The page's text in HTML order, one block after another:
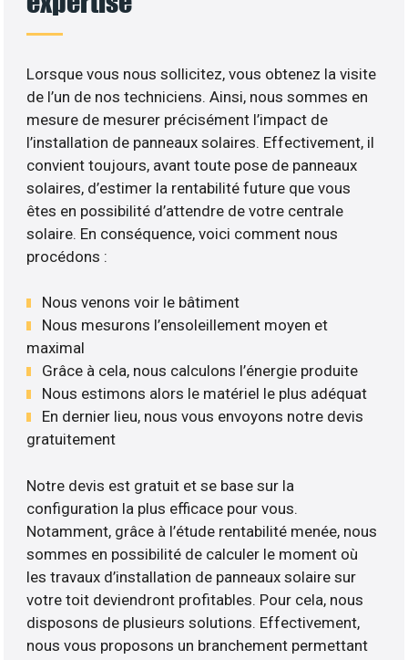
Lorsque vous nous sollicitez, vous obtenez la visite
de l’un de nos techniciens. Ainsi, nous sommes en
mesure de mesurer précisément l’impact de
l’installation de panneaux solaires. Effectivement, il
convient toujours, avant toute pose de panneaux
solaires, d’estimer la rentabilité future que vous
êtes en possibilité d’attendre de votre centrale
solaire. En conséquence, voici comment nous
procédons :
Nous venons voir le bâtiment
Nous mesurons l’ensoleillement moyen et
maximal
Grâce à cela, nous calculons l’énergie produite
Nous estimons alors le matériel le plus adéquat
En dernier lieu, nous vous envoyons notre devis
gratuitement
Notre devis est gratuit et se base sur la
configuration la plus efficace pour vous.
Notamment, grâce à l’étude rentabilité menée, nous
sommes en possibilité de calculer le moment où
les travaux d’installation de panneaux solaire sur
votre toit deviendront profitables. Pour cela, nous
disposons de plusieurs solutions. Effectivement,
nous vous proposons un branchement permettant